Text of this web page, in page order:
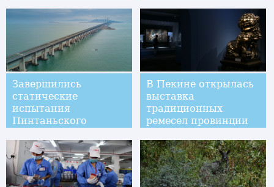
Завершились
статические
испытания
Пинтаньского
двойного
назначения
В Пекине открылась
выставка
традиционных
ремесел провинции